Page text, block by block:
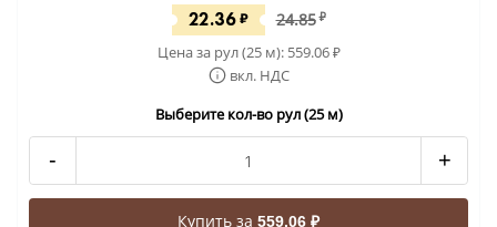
22.36 ₽ 24.85 ₽
Цена за рул (25 м): 559.06₽
вкл. НДС
Выберите кол-во рул (25 м)
- +
Купить за 559.06 ₽